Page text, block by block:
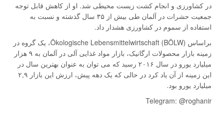
در کشاورزی و انجام کشت زیست محیطی شد. او از کاهش قابل توجه
جمعیت حشرات در آلمان طی بیش از ۳۵ سال گذشته و نسبت به
استفاده از سموم در کشاورزی هشدار داد.
براساس Ökologische Lebensmittelwirtschaft (BÖLW)، یک گروه در
زمینه بازار محصولات ارگانیک، بازار مواد غذایی آلی در آلمان به ۹ هزار
میلیارد یورو در سال ۲۰۱۶ رسید که می توان به عنوان بهترین سال در
این زمینه از آن یاد کرد در حالی که یک دهه پیش، ارزش این بازار ۲,۹
میلیارد یورو بود.
Telegram: @roghanir